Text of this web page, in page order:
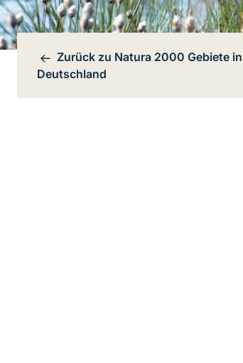
Bereichsnavigation
Zurück zu Natura 2000 Gebiete in
Deutschland